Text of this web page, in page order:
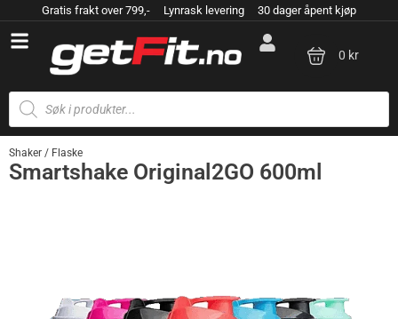
Gratis frakt over 799,- Lynrask levering 30 dager åpent kjøp
0 kr
Shaker / Flaske
Smartshake Original2GO 600ml